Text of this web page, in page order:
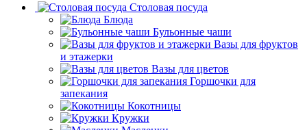
Столовая посуда
Блюда
Бульонные чаши
Вазы для фруктов
и этажерки
Вазы для цветов
Горшочки для
запекания
Кокотницы
Кружки